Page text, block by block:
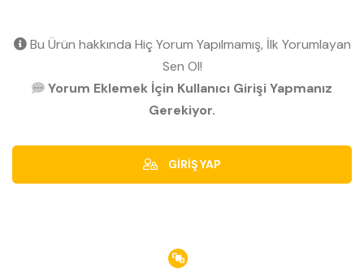
Bu Ürün hakkında Hiç Yorum Yapılmamış, İlk Yorumlayan
Sen Ol!
Yorum Eklemek İçin Kullanıcı Girişi Yapmanız
Gerekiyor.
GİRİŞ YAP